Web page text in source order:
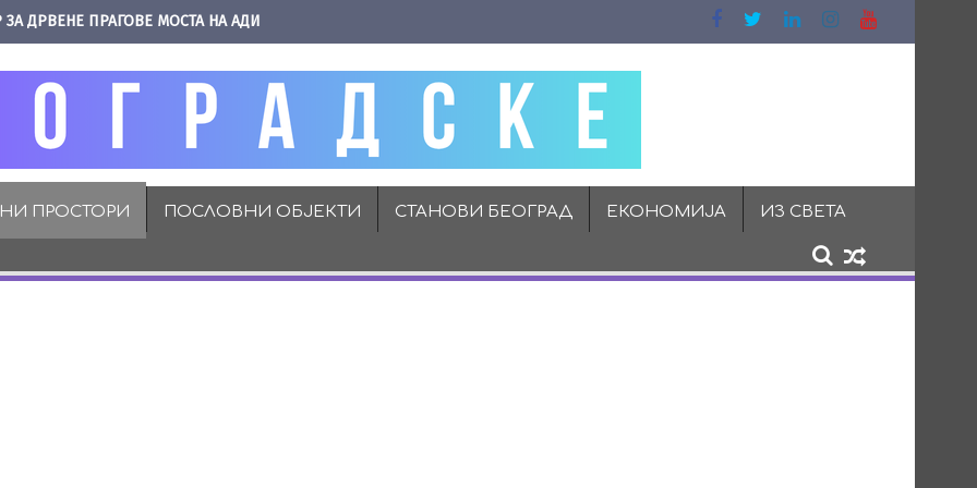
ЗА ДРВЕНЕ ПРАГОВЕ МОСТА НА АДИ
ПРОСТОРИ ПОСЛОВНИ ОБЈЕКТИ СТАНОВИ БЕОГРАД ЕКОНОМИЈА ИЗ СВЕТА